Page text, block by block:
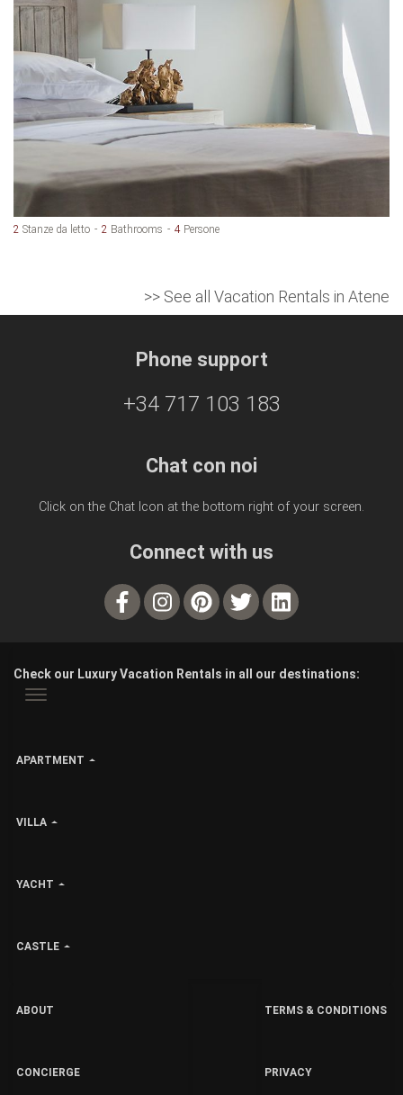
2 Stanze da letto 2 Bathrooms 4 Persone
>> See all Vacation Rentals in Atene
Phone support
+34 717 103 183
Chat con noi
Click on the Chat Icon at the bottom right of your screen.
Connect with us
Check our Luxury Vacation Rentals in all our destinations:
APARTMENT
VILLA
YACHT
CASTLE
ABOUT
CONCIERGE
TERMS & CONDITIONS
PRIVACY